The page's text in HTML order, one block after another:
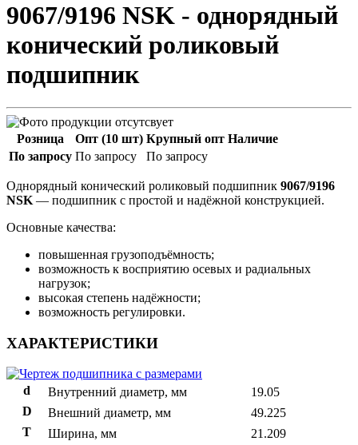
9067/9196 NSK - однорядный
конический роликовый
подшипник
Розница Опт (10 шт) Крупный опт Наличие
По запросу По запросу По запросу
Однорядный конический роликовый подшипник 9067/9196
NSK — подшипник с простой и надёжной конструкцией.
Основные качества:
повышенная грузоподъёмность;
возможность к восприятию осевых и радиальных
нагрузок;
высокая степень надёжности;
возможность регулировки.
ХАРАКТЕРИСТИКИ
d Внутренний диаметр, мм
19.05
D
Внешний диаметр, мм
49.225
T
Ширина, мм
21.209